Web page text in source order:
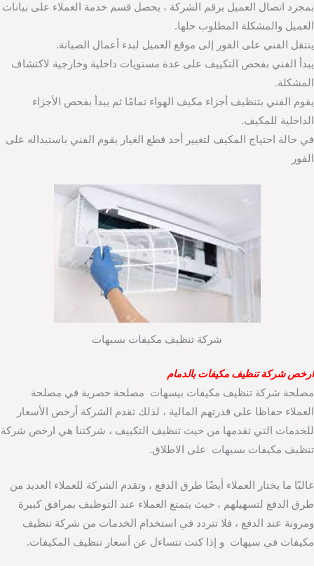
بمجرد اتصال العميل برقم الشركة ، يحصل قسم خدمة العملاء على بيانات
العميل والمشكلة المطلوب حلها.
ينتقل الفني على الفور إلى موقع العميل لبدء أعمال الصيانة.
يبدأ الفني بفحص التكييف على عدة مستويات داخلية وخارجية لاكتشاف
المشكلة.
يقوم الفني بتنظيف أجزاء مكيف الهواء تمامًا ثم يبدأ بفحص الأجزاء
الداخلية للمكيف.
في حالة احتياج المكيف لتغيير أحد قطع الغيار يقوم الفني باستبداله على
الفور
شركة تنظيف مكيفات بسيهات
ارخص شركة تنظيف مكيفات بالدمام
مصلحة شركة تنظيف مكيفات بيسهات مصلحة حصرية في مصلحة
العملاء حفاظا على قدرتهم المالية ، لذلك تقدم الشركة أرخص الأسعار
للخدمات التي تقدمها من حيث تنظيف التكييف ، شركتنا هي ارخص شركة
تنظيف مكيفات بسيهات على الاطلاق.
غالبًا ما يختار العملاء أيضًا طرق الدفع ، وتقدم الشركة للعملاء العديد من
طرق الدفع لتسهيلهم ، حيث يتمتع العملاء عند التوظيف بمرافق كبيرة
ومرونة عند الدفع ، فلا تتردد في استخدام الخدمات من شركة تنظيف
مكيفات في سيهات و إذا كنت تتساءل عن أسعار تنظيف المكيفات.